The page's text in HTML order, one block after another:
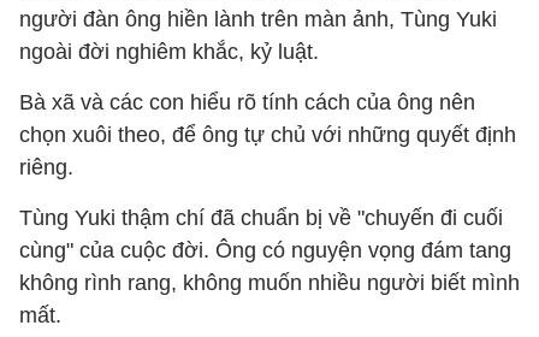
người đàn ông hiền lành trên màn ảnh, Tùng Yuki
ngoài đời nghiêm khắc, kỷ luật.
Bà xã và các con hiểu rõ tính cách của ông nên
chọn xuôi theo, để ông tự chủ với những quyết định
riêng.
Tùng Yuki thậm chí đã chuẩn bị về "chuyến đi cuối
cùng" của cuộc đời. Ông có nguyện vọng đám tang
không rình rang, không muốn nhiều người biết mình
mất.